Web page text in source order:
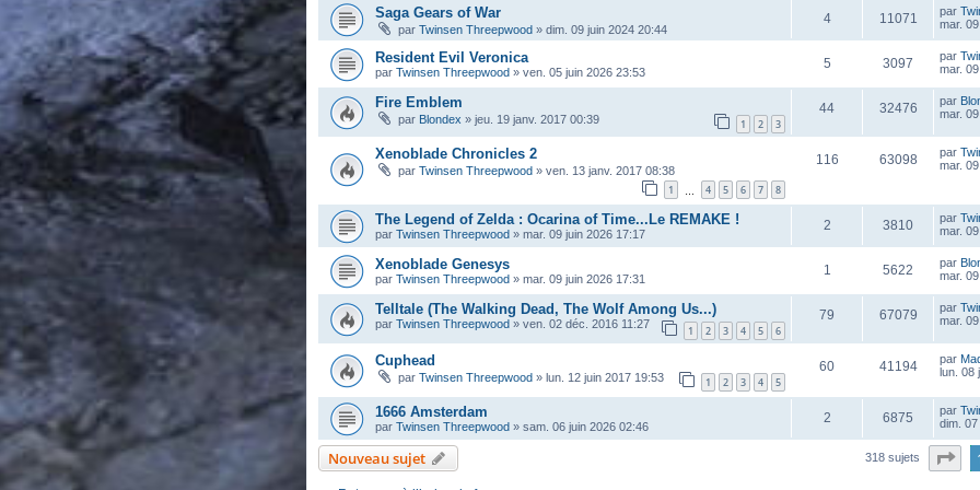
Saga Gears of War
par Twinsen Threepwood » dim. 09 juin 2024 20:44
4 11071 par
mar.
Resident Evil Veronica
par Twinsen Threepwood » ven. 05 juin 2026 23:53
5 3097 par
mar.
Fire Emblem
par Blondex » jeu. 19 janv. 2017 00:39 1 2 3
44 32476 par
mar.
Xenoblade Chronicles 2
par Twinsen Threepwood » ven. 13 janv. 2017 08:38
1 4 5 6 7 8
116 63098 par
mar.
The Legend of Zelda : Ocarina of Time...Le REMAKE !
par Twinsen Threepwood » mar. 09 juin 2026 17:17
2 3810 par
mar.
Xenoblade Genesys
par Twinsen Threepwood » mar. 09 juin 2026 17:31
1 5622 par
mar.
Telltale (The Walking Dead, The Wolf Among Us...)
par Twinsen Threepwood » ven. 02 déc. 2016 11:27 1 2 3 4 5 6
79 67079 par
mar.
Cuphead
par Twinsen Threepwood » lun. 12 juin 2017 19:53 1 2 3 4 5
60 41194 par
lun. 08
1666 Amsterdam
par Twinsen Threepwood » sam. 06 juin 2026 02:46
2 6875 par
dim.
Nouveau sujet 318 sujets